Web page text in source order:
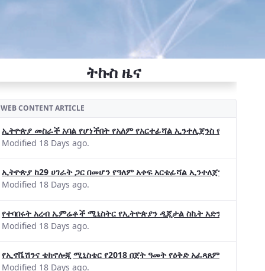
ትኩስ ዜና
WEB CONTENT ARTICLE
ኢትዮጵያ መስራች አባል የሆነችበት የአለም የአርተፊሻል ኢንተሊጀንስ የትብብር
Modified 18 Days ago.
ኢትዮጵያ ከ29 ሀገራት ጋር በመሆን የዓለም አቀፍ አርቴፊሻል ኢንተለጀንስ ትብብር
Modified 18 Days ago.
የተባበሩት አረብ ኤምሬቶች ሚኒስትር የኢትዮጵያን ዲጂታል ስኬት አድንቀዋል
Modified 18 Days ago.
የኢኖቬሽንና ቴክኖሎጂ ሚኒስቴር የ2018 በጀት ዓመት የዕቅድ አፈጻጸምና የቀጣይ
Modified 18 Days ago.